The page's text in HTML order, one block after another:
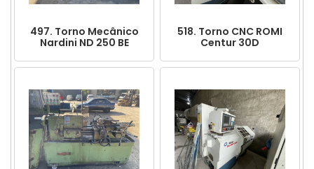
497. Torno Mecânico
Nardini ND 250 BE
518. Torno CNC ROMI
Centur 30D